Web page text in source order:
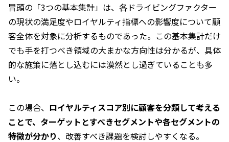
冒頭の「3つの基本集計」は、各ドライビングファクター
の現状の満足度やロイヤルティ指標への影響度について顧
客全体を対象に分析するものであった。この基本集計だけ
でも手を打つべき領域の大まかな方向性は分かるが、具体
的な施策に落とし込むには漠然とし過ぎていることも多
い。
この場合、 ロイヤルティスコア別に顧客を分類して考える
ことで、ターゲットとすべきセグメントや各セグメントの
特徴が分かり、改善すべき課題を検討しやすくなる。